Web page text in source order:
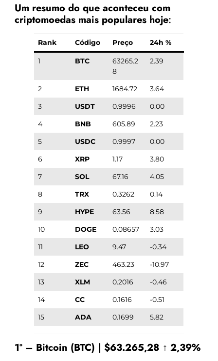
Um resumo do que aconteceu com
criptomoedas mais populares hoje:
Rank Código Preço 24h %
1 BTC
63265.2
8
2.39
2 ETH 1684.72
3.64
3
USDT 0.9996
0.00
4
BNB 605.89
2.23
5
USDC 0.9997
0.00
6
XRP 1.17
3.80
7
SOL 67.16
4.05
8
TRX 0.3262
0.14
9
HYPE 63.56
8.58
10
DOGE 0.08657
3.03
11
LEO 9.47
-0.34
12
ZEC 463.23
-10.97
13
XLM 0.2016
-0.46
14
CC 0.1616
-0.51
15
ADA 0.1699 5.82
1º – Bitcoin (BTC) | $63.265,28 ↑ 2,39%